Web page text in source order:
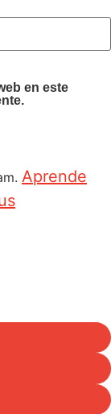
en este
Aprende